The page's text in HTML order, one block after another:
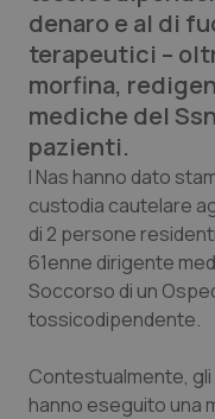
Basilicata
Calabria
Campania
Emilia-
Friuli Venezia
Lazio
Liguria
Artrite & artrosi
Asma & BPCO
Car-T
Colesterolo &
Dermatite
Diabete &
Disturbi
denaro e al di
terapeutici –
morfina,
mediche del
pazienti.
I Nas hanno dato
custodia cautelare
di 2 persone
61enne dirigente
Soccorso di un
tossicodipendente.
Contestualmente, gli
hanno eseguito una